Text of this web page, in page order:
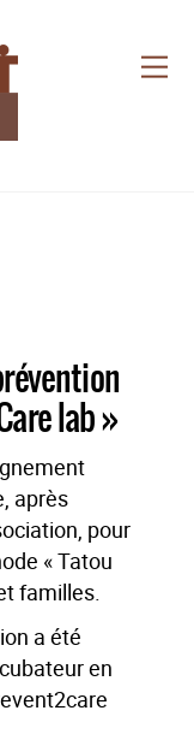
lab »
après
pour
« Tatou
familles.
a été
en